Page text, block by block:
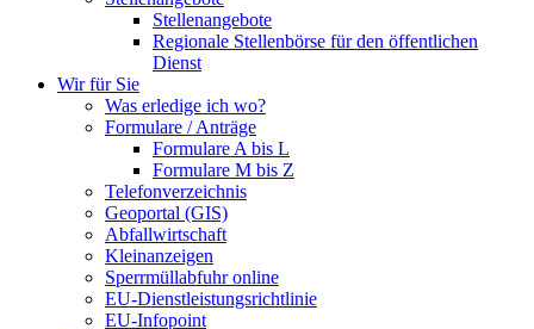
Stellenangebote
Regionale Stellenbörse für den öffentlichen
Dienst
Wir für Sie
Was erledige ich wo?
Formulare / Anträge
Formulare A bis L
Formulare M bis Z
Telefonverzeichnis
Geoportal (GIS)
Abfallwirtschaft
Kleinanzeigen
Sperrmüllabfuhr online
EU-Dienstleistungsrichtlinie
EU-Infopoint